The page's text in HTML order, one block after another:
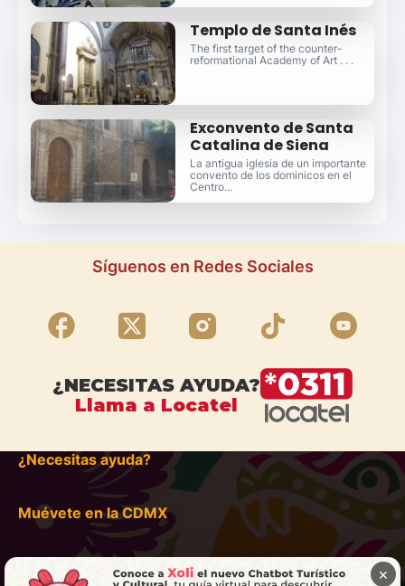
Templo de Santa Inés
The first target of the counter-
reformational Academy of Art . . .
Exconvento de Santa
Catalina de Siena
La antigua iglesia de un importante
convento de los dominicos en el
Centro...
Síguenos en Redes Sociales
¿NECESITAS AYUDA?
Llama a Locatel
¿Necesitas ayuda?
Muévete en la CDMX
×